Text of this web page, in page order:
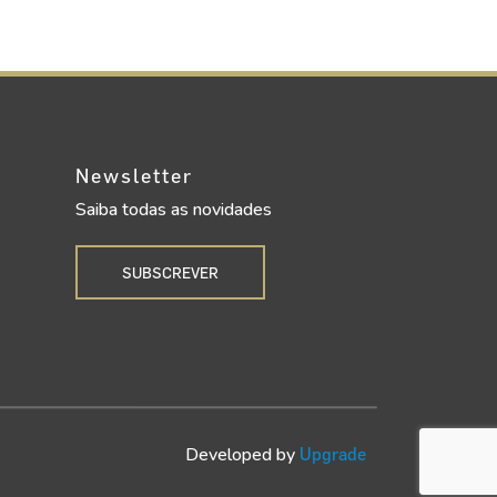
Newsletter
Saiba todas as novidades
SUBSCREVER
Developed by Upgrade